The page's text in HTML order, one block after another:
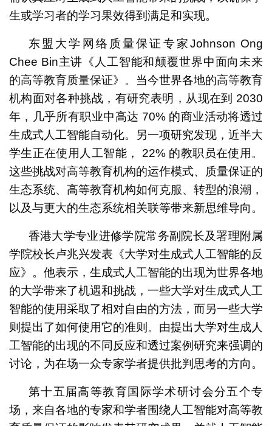
生或学习者的学习果效得到满足和实现。
东盟大学网络质量保证专家Johnson Ong
Chee Bin主讲《人工智能和颠覆世界中面向未来
的高等教育质量保证》。当今世界各地的高等教育
机构面对各种挑战，有研究表明，从现在到 2030
年，几乎所有职业中高达 70% 的商业活动将透过
生成式人工智能自动化。另一项研究发现，近半大
学生正在使用人工智能， 22% 的教职员在使用。
这些挑战对高等教育机构的运作模式、质量保证的
生态系统、高等教育机构如何克服、转型的浪潮，
以及与更大的生态系统相关联等带来新思维导向。
香港大学专业进修学院常务副院长及署理附属
学院校长卢兆兴发表《大学对生成式人工智能的反
应》。他表示，生成式人工智能的出现为世界各地
的大学带来了机遇和挑战，一些大学对生成式人工
智能的使用采取了相对自由的方法，而另一些大学
则提出了如何使用它的准则。由提出大学对生成人
工智能的出现的不同反应和透过案例研究来强调的
讨论，为在场一众专家学者提供批判思考的方向。
第十五届高等教育国际学术研讨会分五个专
场，来自各地的专家和学者围绕人工智能对高等教